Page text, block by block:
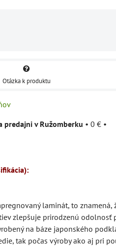
Otázka k produktu
predajni v Ružomberku • 0 € •
laminát, to
zlepšuje prirodzenú
na báze japonského
tak počas výroby ako aj pri